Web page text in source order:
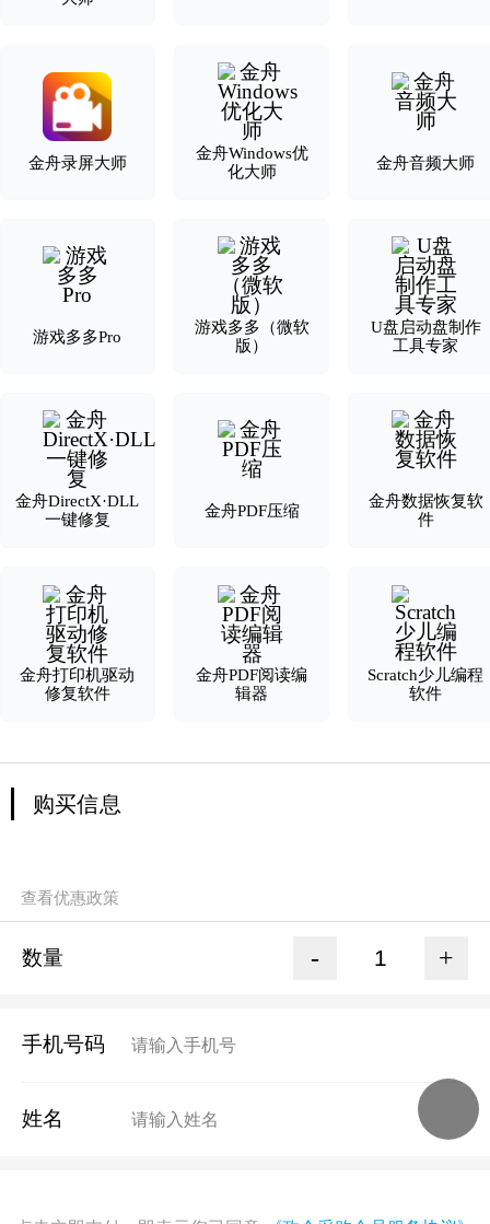
金舟录屏大师
金舟Windows优
化大师
金舟音频大师
游戏多多Pro
游戏多多（微软
版）
U盘启动盘制作
工具专家
金舟DirectX·DLL
一键修复
金舟PDF压缩
金舟数据恢复软
件
金舟打印机驱动
修复软件
金舟PDF阅读编
辑器
Scratch少儿编程
软件
购买信息
查看优惠政策
数量 - +
手机号码
姓名